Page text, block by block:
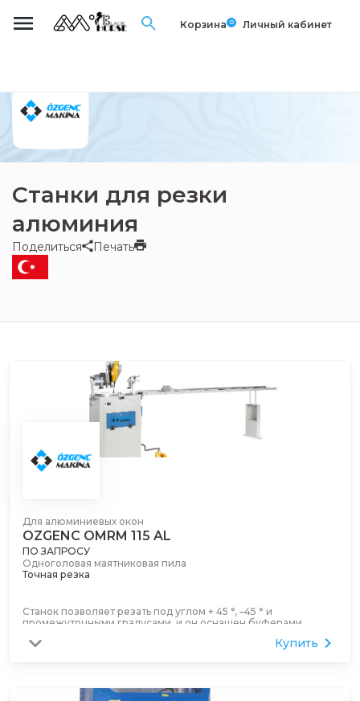
Корзина 0 Личный кабинет
Станки для резки
алюминия
Поделиться Печать
Для алюминиевых окон
OZGENC OMRM 115 AL
ПО ЗАПРОСУ
Одноголовая маятниковая пила
Точная резка
Станок позволяет резать под углом + 45 °, –45 ° и
промежуточными градусами, и он оснащен буферами
Купить